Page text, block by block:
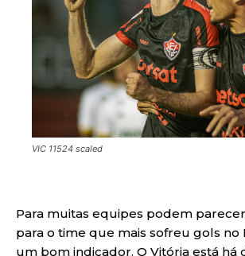
VIC 11524 scaled
Para muitas equipes podem
para o time que mais sofreu gols no
um bom indicador. O Vitória está há